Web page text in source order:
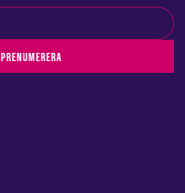
PRENUMERERA